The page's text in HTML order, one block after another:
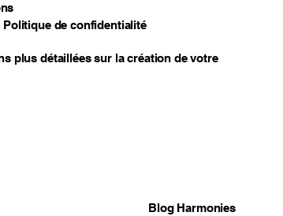
de confidentialité
plus détaillées sur la création de votre
Blog Harmonies